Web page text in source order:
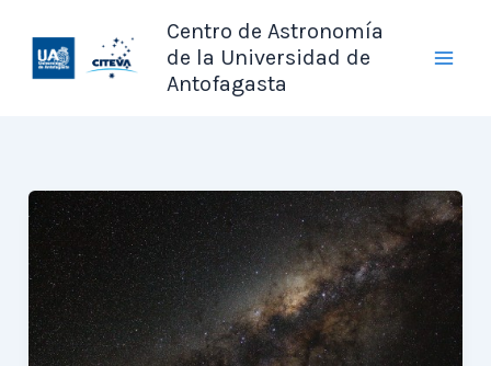
contenido
Centro de Astronomía
de la Universidad de
Antofagasta